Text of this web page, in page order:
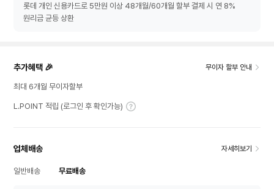
롯데 개인 신용카드로 5만원 이상 48개월/60개월 할부 결제 시 연 8%
원리금 균등 상환
추가혜택 🎉 무이자 할부 안내
최대 6개월 무이자할부
L.POINT 적립 (로그인 후 확인가능)
업체배송 자세히보기
일반배송 무료배송